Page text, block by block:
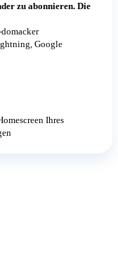
zu abonnieren. Die
Google
Ihres